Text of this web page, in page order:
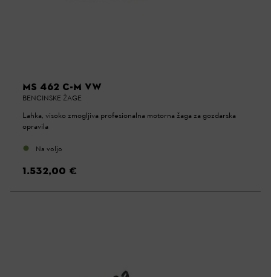
MS 462 C-M VW
BENCINSKE ŽAGE
Lahka, visoko zmogljiva profesionalna motorna žaga za gozdarska
opravila
Na voljo
1.532,00 €